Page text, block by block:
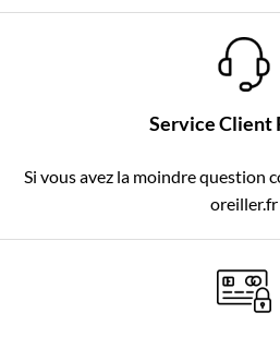
Service Client
Si vous avez la moindre question
oreiller.fr